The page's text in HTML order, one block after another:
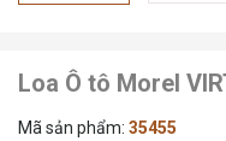
Loa Ô tô Morel
Mã sản phẩm: 35455